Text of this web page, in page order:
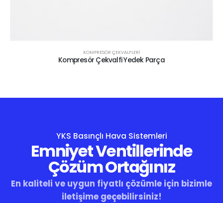
KOMPRESÖR ÇEKVALFLERI
Kompresör Çekvalfi Yedek Parça
YKS Basınçlı Hava Sistemleri
Emniyet Ventillerinde
Çözüm Ortağınız
En kaliteli ve uygun fiyatlı çözümle için bizimle
iletişime geçebilirsiniz!